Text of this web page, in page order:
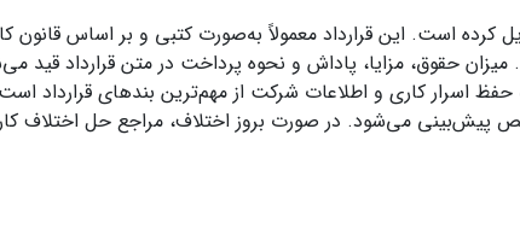
کرده است. این قرارداد معمولاً به‌صورت کتبی و بر اساس
حقوق، مزایا، پاداش و نحوه پرداخت در متن قرارداد
اسرار کاری و اطلاعات شرکت از مهم‌ترین بندهای قرارداد
پیش‌بینی می‌شود. در صورت بروز اختلاف، مراجع حل اختلاف